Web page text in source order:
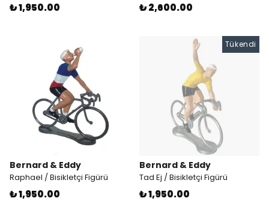
₺ 1,950.00 ₺ 2,600.00
Bernard & Eddy
Raphael / Bisikletçi Figürü
₺ 1,950.00
Tükendi
Bernard & Eddy
Tad Ej / Bisikletçi Figürü
₺ 1,950.00